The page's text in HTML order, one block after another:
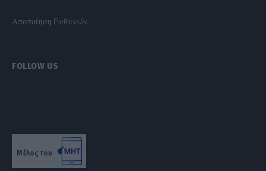
Αποποίηση Ευθυνών
FOLLOW US
Μέλος του